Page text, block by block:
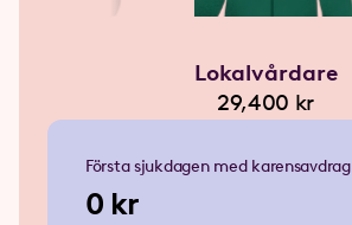
Första sjukdagen med karensavdrag
0 kr
Lokalvårdare
29,400 kr